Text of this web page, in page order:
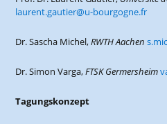
laurent.gautier@u-bourgogne.fr
Dr. Sascha Michel,RWTH Aachen
Dr. Simon Varga,FTSK Germersheim
Tagungskonzept